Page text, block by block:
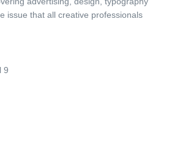
issue that all creative professionals
9